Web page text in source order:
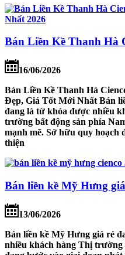
Bán Liền Kề Thanh Hà
16/06/2026
Bán Liền Kề Thanh Hà
Đẹp, Giá Tốt Mới Nhất Bán
đang là từ khóa được nhiều
trường bất động sản phía
mạnh mẽ. Sở hữu quy hoạch
thiện
Bán liền kề Mỹ Hưng
13/06/2026
Bán liền kề Mỹ Hưng giá rẻ
nhiều khách hàng Thị trường